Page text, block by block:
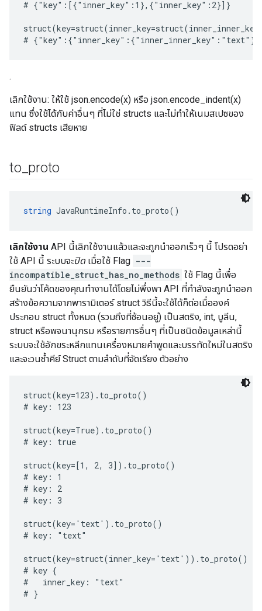
# {"key":[{"inner_key":1},{"inner_key":2}]}
.
เลิกใช้งาน: ให้ใช้ json.encode(x) หรือ json.encode_indent(x)
แทน ซึ่งใช้ได้กับค่าอื่นๆ ที่ไม่ใช่ structs และไม่ทำให้เนมสเปซของ
ฟิลด์ structs เสียหาย
to proto
string JavaRuntimeInfo.to_proto()
เลิกใช้งาน API นี้เลิกใช้งานแล้วและจะถูกนำออกเร็วๆ นี้ โปรดอย่า
ใช้ API นี้ ระบบจะปิดเมื่อใช้ Flag ---
incompatible_struct_has_no_methods ใช้ Flag นี้เพื่อ
ยืนยันว่าโค้ดของคุณทำงานได้โดยไม่พึ่งพา API ที่กำลังจะถูกนำออก
สร้างข้อความจากพารามิเตอร์ struct วิธีนี้จะใช้ได้ก็ต่อเมื่อองค์
ประกอบ struct ทั้งหมด (รวมถึงที่ซ้อนอยู่) เป็นสตริง, int, บูลีน,
struct หรือพจนานุกรม หรือรายการอื่นๆ ที่เป็นชนิดข้อมูลเหล่านี้
ระบบจะใช้อักขระหลีกแทนเครื่องหมายคำพูดและบรรทัดใหม่ในสตริง
และจะวนซ้ำคีย์ Struct ตามลำดับที่จัดเรียง ตัวอย่าง
struct(key=123).to_proto()
# key: 123
struct(key=True).to_proto()
# key: true
struct(key=[1, 2, 3]).to_proto()
# key: 1
# key: 2
# key: 3
struct(key='text').to_proto()
# key: "text"
struct(key=struct(inner_key='text')).to_proto()
# key {
#   inner_key: "text"
# }